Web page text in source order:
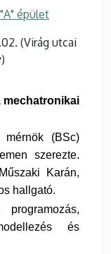
épület
(Virág utcai
mechatronikai
mérnök (BSc)
szerezte.
Karán,
hallgató.
és